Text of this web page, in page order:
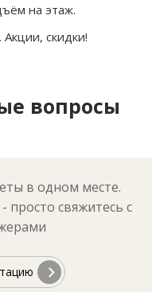
на этаж.
скидки!
вопросы
в одном месте.
просто свяжитесь с